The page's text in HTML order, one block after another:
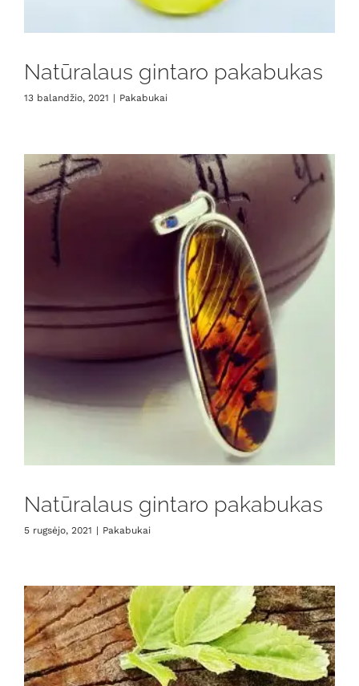
Natūralaus gintaro pakabukas
13 balandžio, 2021 | Pakabukai
Natūralaus gintaro pakabukas
5 rugsėjo, 2021 | Pakabukai